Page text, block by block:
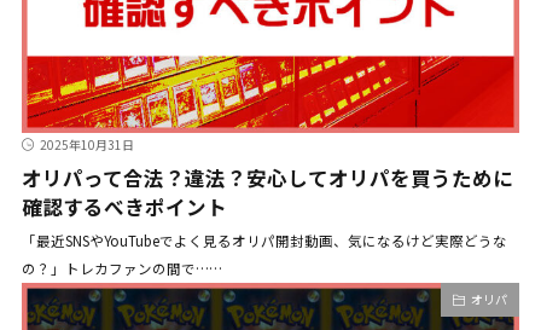
2025年10月31日
オリパって合法？違法？安心してオリパを買うために
確認するべきポイント
「最近SNSやYouTubeでよく見るオリパ開封動画、気になるけど実際どうな
の？」トレカファンの間で……
オリパ